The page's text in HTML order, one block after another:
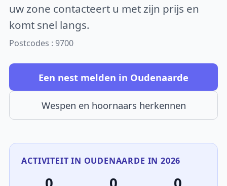
uw zone contacteert u met zijn prijs en
komt snel langs.
Postcodes : 9700
Een nest melden in Oudenaarde
Wespen en hoornaars herkennen
ACTIVITEIT IN OUDENAARDE IN 2026